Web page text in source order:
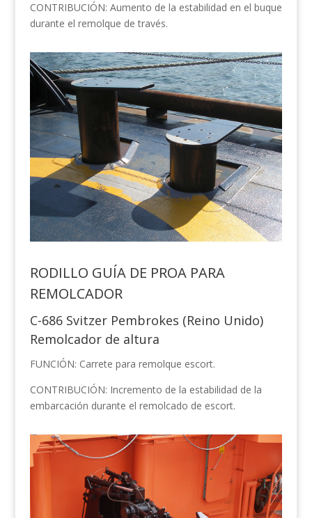
CONTRIBUCIÓN: Aumento de la estabilidad en el buque
durante el remolque de través.
RODILLO GUÍA DE PROA PARA
REMOLCADOR
C-686 Svitzer Pembrokes (Reino Unido)
Remolcador de altura
FUNCIÓN: Carrete para remolque escort.
CONTRIBUCIÓN: Incremento de la estabilidad de la
embarcación durante el remolcado de escort.